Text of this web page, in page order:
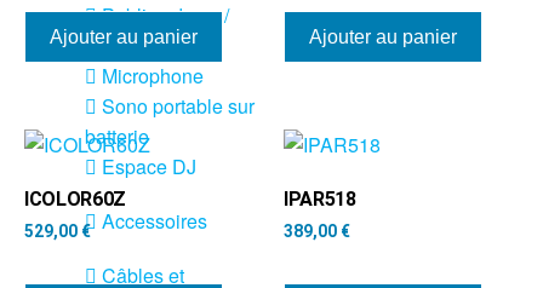
Public adress /
ligne 100V
Microphone
Sono portable sur
batterie
Espace DJ
Accessoires
Câbles et
Ajouter au panier Ajouter au panier
ICOLOR60Z
529,00 €
IPAR518
389,00 €